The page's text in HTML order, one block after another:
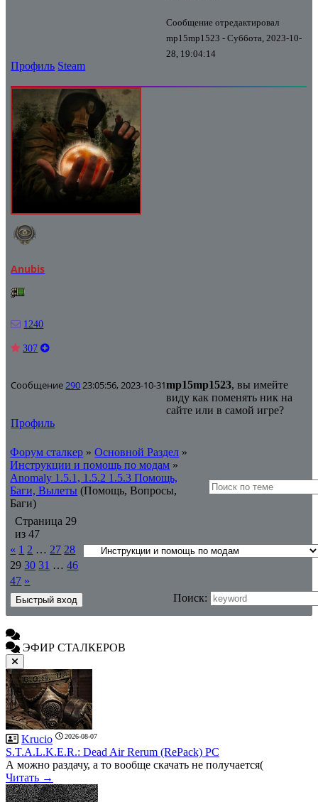
Сообщение отредактировал
mp15mp1523 -Суббота, 2023-10-
28, 19:04:14
Профиль Steam
Anubis
1240
307
Сообщение29023:05:56, 2023-10-31mp15mp1523, вы имейте
виду как поменять ник на
сайте или в самой игре?
Профиль
Форум сталкер » Основной Раздел »
Инструкции и помощь по модам »
Anomaly 1.5.1, 1.5.2 1.5.3 Помощь,
Баги, Вылеты (Помощь, Вопросы,
Баги)
Страница 29
из47
« 1 2 … 27 28
29 30 31 … 46
47 »
Поиск:
ЭФИР СТАЛКЕРОВ
Krucio 2026-08-07
S.T.A.L.K.E.R.: Dead Air Rerum (RePack) PC
А можно раздачу, а то вообще скачать не получается(
Читать →